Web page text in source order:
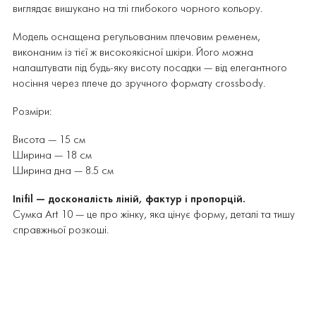
виглядає вишукано на тлі глибокого чорного кольору.
Модель оснащена регульованим плечовим ременем,
виконаним із тієї ж високоякісної шкіри. Його можна
налаштувати під будь-яку висоту посадки — від елегантного
носіння через плече до зручного формату crossbody.
Розміри:
Висота — 15 см
Ширина — 18 см
Ширина дна — 8.5 см
Inifil — досконалість ліній, фактур і пропорцій.
Сумка Art 10 — це про жінку, яка цінує форму, деталі та тишу
справжньої розкоші.